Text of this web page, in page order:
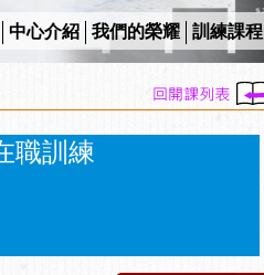
中心介紹 我們的榮耀 訓練課程
職訓練